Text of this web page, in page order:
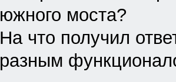
южного моста?
На что получил
разным